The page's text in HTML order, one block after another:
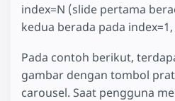
index=N (slide pertama
kedua berada pada
Pada contoh berikut,
gambar dengan tombol
carousel. Saat pengguna